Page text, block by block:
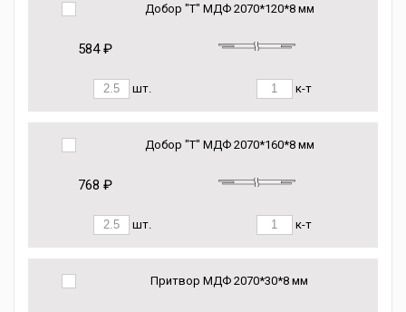
Добор "Т" МДФ 2070*120*8 мм
584 ₽
шт. к-т
Добор "Т" МДФ 2070*160*8 мм
768 ₽
шт. к-т
Притвор МДФ 2070*30*8 мм